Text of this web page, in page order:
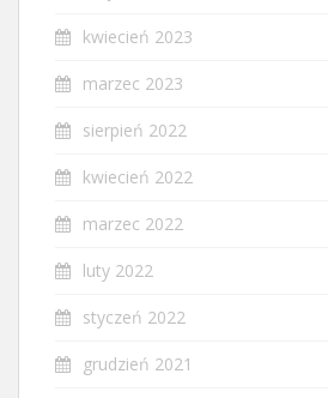
kwiecień 2023
marzec 2023
sierpień 2022
kwiecień 2022
marzec 2022
luty 2022
styczeń 2022
grudzień 2021